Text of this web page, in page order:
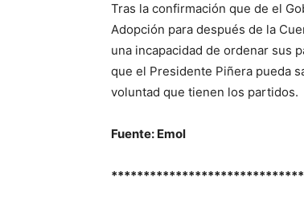
Tras la confirmación que de el
Adopción para después de la
una incapacidad de ordenar sus
que el Presidente Piñera pueda
voluntad que tienen los partidos.
Fuente: Emol